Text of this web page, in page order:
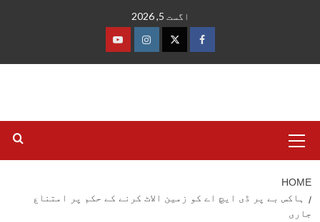
اگست 5, 2026
فیس
ٹوئٹرانسٹاگرام
یوٹیوب
Menu
HOME
ہاکس بے پر ڈی ایچ اے کو زمین الاٹ کرنے کے حکم پر امتناع
جاری